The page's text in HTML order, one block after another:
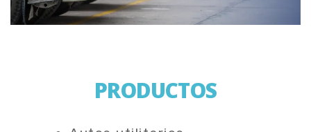
PRODUCTOS